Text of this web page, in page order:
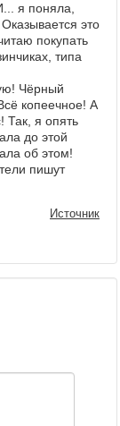
я поняла,
это
покупать
типа
Чёрный
копеечное! А
Так, я опять
до этой
об этом!
пишут
Источник